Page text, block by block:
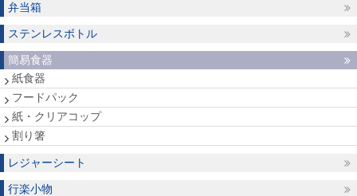
弁当箱
ステンレスボトル
簡易食器
紙食器
フードパック
紙・クリアコップ
割り箸
レジャーシート
行楽小物